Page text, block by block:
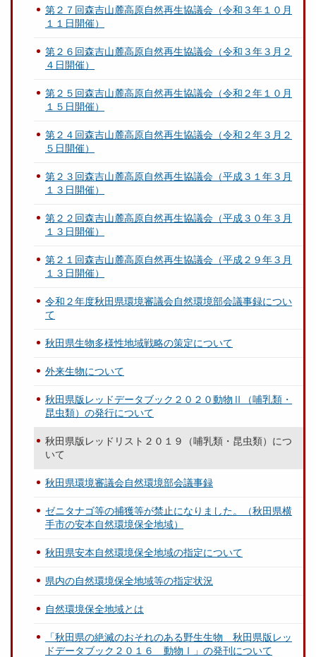
第２７回森吉山麓高原自然再生協議会（令和３年１０月
１１日開催）
第２６回森吉山麓高原自然再生協議会（令和３年３月２
４日開催）
第２５回森吉山麓高原自然再生協議会（令和２年１０月
１５日開催）
第２４回森吉山麓高原自然再生協議会（令和２年３月２
５日開催）
第２３回森吉山麓高原自然再生協議会（平成３１年３月
１３日開催）
第２２回森吉山麓高原自然再生協議会（平成３０年３月
１３日開催）
第２１回森吉山麓高原自然再生協議会（平成２９年３月
１３日開催）
令和２年度秋田県環境審議会自然環境部会議事録につい
て
秋田県生物多様性地域戦略の策定について
外来生物について
秋田県版レッドデータブック２０２０動物Ⅱ（哺乳類・
昆虫類）の発行について
秋田県版レッドリスト２０１９（哺乳類・昆虫類）につ
いて
秋田県環境審議会自然環境部会議事録
ゼニタナゴ等の捕獲等が禁止になりました。（秋田県横
手市の安本自然環境保全地域）
秋田県安本自然環境保全地域の指定について
県内の自然環境保全地域等の指定状況
自然環境保全地域とは
「秋田県の絶滅のおそれのある野生生物 秋田県版レッ
ドデータブック２０１６ 動物Ⅰ」の発刊について